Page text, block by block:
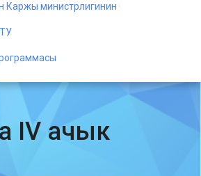
министрлигинин Окуу борбору
IV ачык